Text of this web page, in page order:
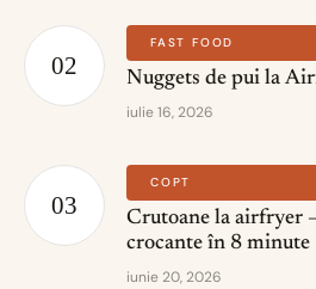
FAST FOOD
Nuggets de pui la
iulie 16, 2026
COPT
Crutoane la airfryer
crocante în 8 minute
iunie 20, 2026